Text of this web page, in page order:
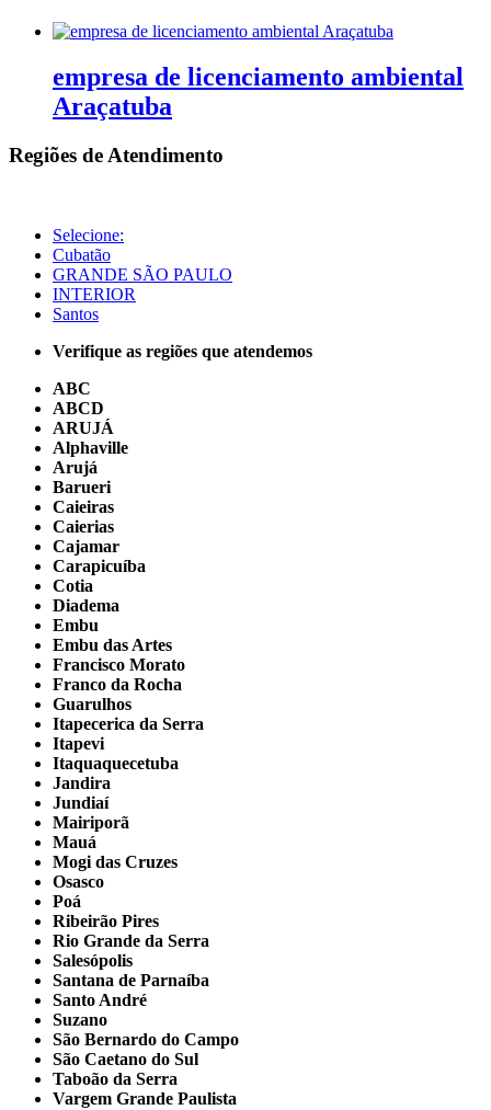
empresa de licenciamento ambiental
Araçatuba
Regiões de Atendimento
Selecione:
Cubatão
GRANDE SÃO PAULO
INTERIOR
Santos
Verifique as regiões que atendemos
ABC
ABCD
ARUJÁ
Alphaville
Arujá
Barueri
Caieiras
Caierias
Cajamar
Carapicuíba
Cotia
Diadema
Embu
Embu das Artes
Francisco Morato
Franco da Rocha
Guarulhos
Itapecerica da Serra
Itapevi
Itaquaquecetuba
Jandira
Jundiaí
Mairiporã
Mauá
Mogi das Cruzes
Osasco
Poá
Ribeirão Pires
Rio Grande da Serra
Salesópolis
Santana de Parnaíba
Santo André
Suzano
São Bernardo do Campo
São Caetano do Sul
Taboão da Serra
Vargem Grande Paulista